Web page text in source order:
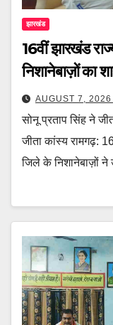
झारखंड
16वीं झारखंड
निशानेबाज़ों का
AUGUST 7, 2026
सोनू प्रताप सिंह ने
जीता कांस्य रामगढ़:
जिले के निशानेबाज़ों